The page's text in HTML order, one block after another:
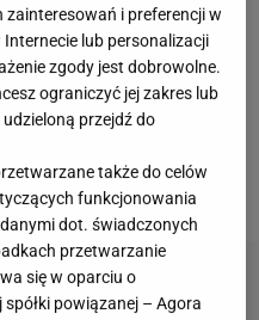
trakcie piłkarskich
Reprezentacja
grupie Belgii, a w 1/8
poradziła sobie z
i preferencji w
lub personalizacji
zgody jest dobrowolne.
ograniczyć jej zakres lub
przejdź do
także do celów
funkcjonowania
dot. świadczonych
przetwarzanie
się w oparciu o
powiązanej – Agora